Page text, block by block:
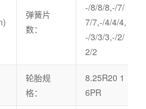
弹簧片
数：
-/8/8/8,-/7/
7/7,-/4/4/4,
-/3/3/3,-/2/
2/2
轮胎规
格：
8.25R20 1
6PR